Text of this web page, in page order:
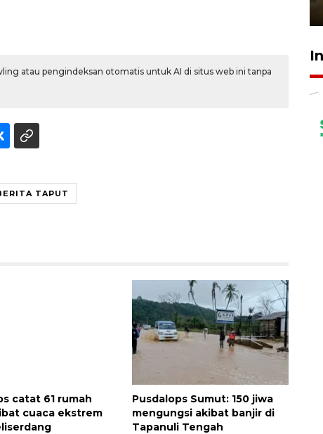
atau pengindeksan otomatis untuk AI di situs web ini tanpa
TAPUT
catat 61 rumah
cuaca ekstrem
Pusdalops Sumut: 150 jiwa
mengungsi akibat banjir di
Tapanuli Tengah